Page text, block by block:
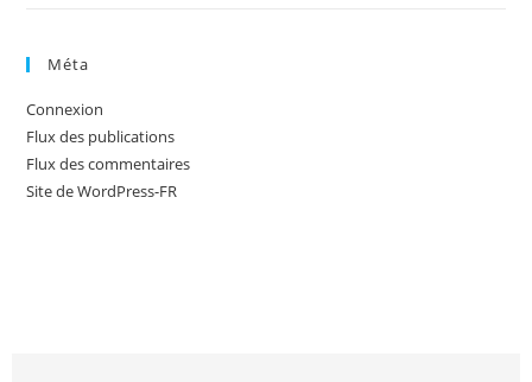
Méta
Connexion
Flux des publications
Flux des commentaires
Site de WordPress-FR